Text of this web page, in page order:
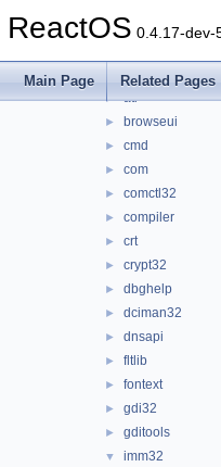
ReactOS 0.4.17-dev-
Main Page Related Pages
► apisets
appshim
► atl
► browseui
► cmd
► com
► comctl32
► compiler
► crt
► crypt32
► dbghelp
► dciman32
► dnsapi
► fltlib
► fontext
► gdi32
► gditools
▼ imm32